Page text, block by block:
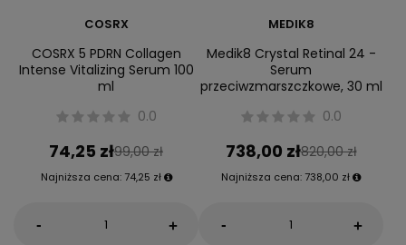
COSRX
COSRX 5 PDRN Collagen
Intense Vitalizing Serum 100
ml
0.0
74,25 zł99,00 zł
Najniższa cena: 74,25 zł
- +
MEDIK8
Medik8 Crystal Retinal 24 -
Serum
przeciwzmarszczkowe, 30 ml
0.0
738,00 zł820,00 zł
Najniższa cena: 738,00 zł
- +